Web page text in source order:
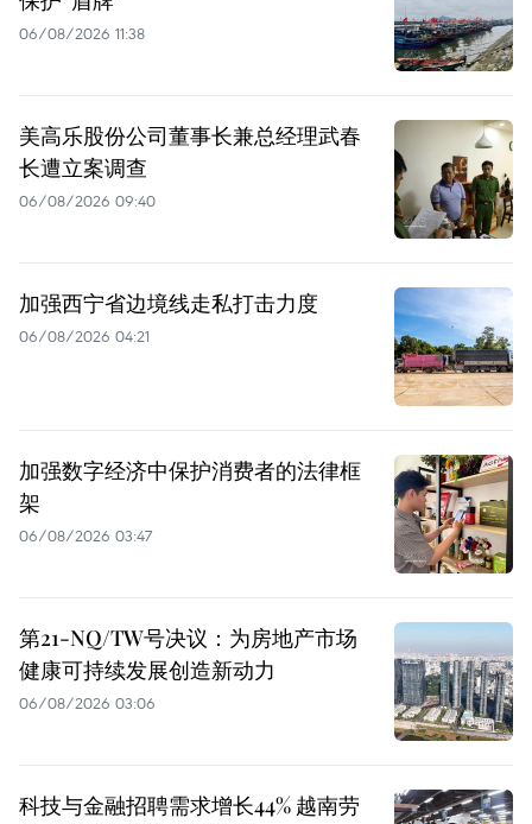
06/08/2026 11:38
美高乐股份公司董事长兼总经理武春
长遭立案调查
06/08/2026 09:40
加强西宁省边境线走私打击力度
06/08/2026 04:21
加强数字经济中保护消费者的法律框
架
06/08/2026 03:47
第21-NQ/TW号决议：为房地产市场
健康可持续发展创造新动力
06/08/2026 03:06
科技与金融招聘需求增长44% 越南劳